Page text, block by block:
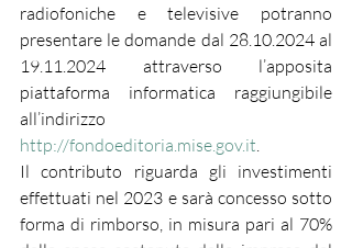
radiofoniche e televisive potranno
presentare le domande dal 28.10.2024 al
19.11.2024 attraverso l’apposita
piattaforma informatica raggiungibile
http://fondoeditoria.mise.gov.it.
Il contributo riguarda gli investimenti
effettuati nel 2023 e sarà concesso sotto
forma di rimborso, in misura pari al 70%